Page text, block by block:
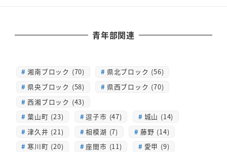
青年部関連
湘南ブロック (70)
県北ブロック (56)
県央ブロック (58)
県西ブロック (70)
西湘ブロック (43)
葉山町 (23)
逗子市 (47)
城山 (14)
津久井 (21)
相模湖 (7)
藤野 (14)
寒川町 (20)
座間市 (11)
愛甲 (9)